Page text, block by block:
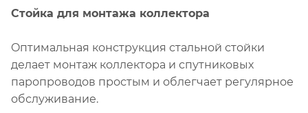
Стойка для монтажа коллектора
Oптимальная конструкция стальной стойки
делает монтаж коллектора и спутниковых
паропроводов простым и облегчает регулярное
обслуживание.